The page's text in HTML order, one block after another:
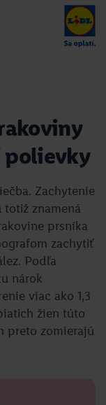
polievky
Zachytenie
znamená
prsníka
zachytiť
Podľa
nárok
viac ako 1,3
žien túto
preto zomierajú